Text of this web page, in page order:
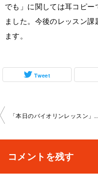
でも」に関しては耳コピ
ました。今後のレッスン
ます。
Tweet
投
ビ
「本日のバイオリンレッスン
コメントを残す